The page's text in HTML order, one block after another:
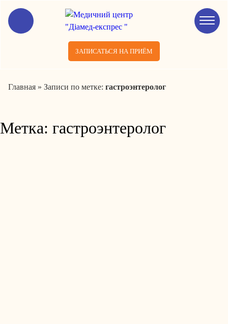
ЗАПИСАТЬСЯ НА ПРИЁМ
Главная » Записи по метке: гастроэнтеролог
Метка: гастроэнтеролог